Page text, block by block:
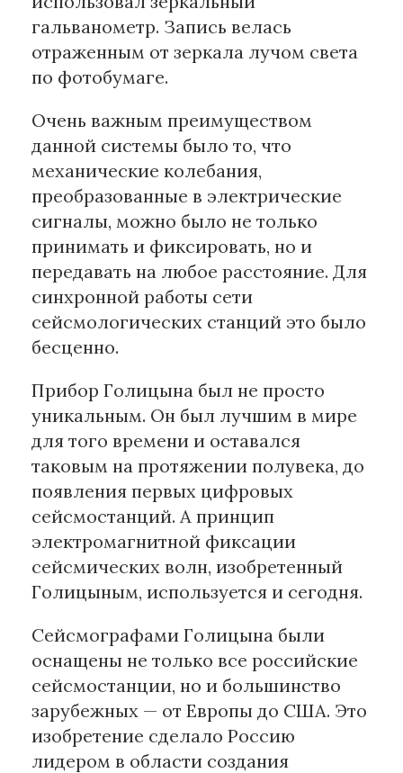
гальванометр. Запись велась
отраженным от зеркала лучом света
по фотобумаге.
Очень важным преимуществом
данной системы было то, что
механические колебания,
преобразованные в электрические
сигналы, можно было не только
принимать и фиксировать, но и
передавать на любое расстояние. Для
синхронной работы сети
сейсмологических станций это было
бесценно.
Прибор Голицына был не просто
уникальным. Он был лучшим в мире
для того времени и оставался
таковым на протяжении полувека, до
появления первых цифровых
сейсмостанций. А принцип
электромагнитной фиксации
сейсмических волн, изобретенный
Голицыным, используется и сегодня.
Сейсмографами Голицына были
оснащены не только все российские
сейсмостанции, но и большинство
зарубежных — от Европы до США. Это
изобретение сделало Россию
лидером в области создания